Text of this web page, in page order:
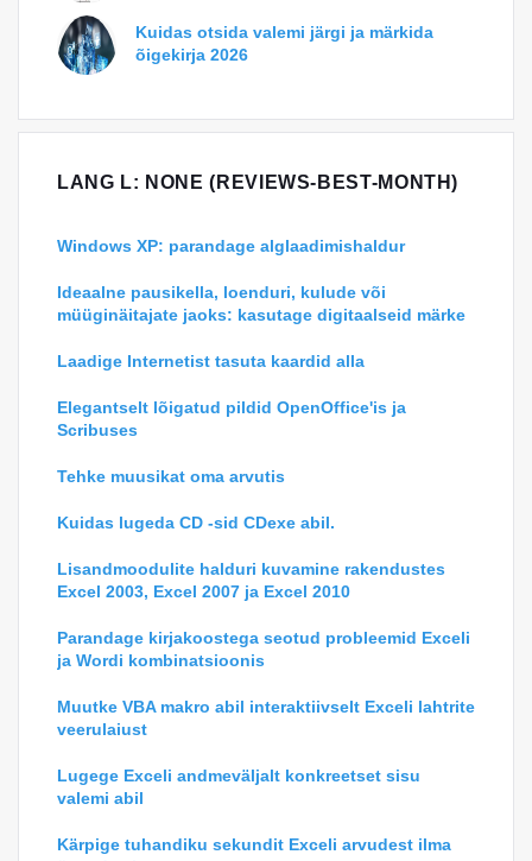
Kuidas otsida valemi järgi ja märkida
õigekirja 2026
LANG L: NONE (REVIEWS-BEST-MONTH)
Windows XP: parandage alglaadimishaldur
Ideaalne pausikella, loenduri, kulude või
müüginäitajate jaoks: kasutage digitaalseid märke
Laadige Internetist tasuta kaardid alla
Elegantselt lõigatud pildid OpenOffice'is ja
Scribuses
Tehke muusikat oma arvutis
Kuidas lugeda CD -sid CDexe abil.
Lisandmoodulite halduri kuvamine rakendustes
Excel 2003, Excel 2007 ja Excel 2010
Parandage kirjakoostega seotud probleemid Exceli
ja Wordi kombinatsioonis
Muutke VBA makro abil interaktiivselt Exceli lahtrite
veerulaiust
Lugege Exceli andmeväljalt konkreetset sisu
valemi abil
Kärpige tuhandiku sekundit Exceli arvudest ilma